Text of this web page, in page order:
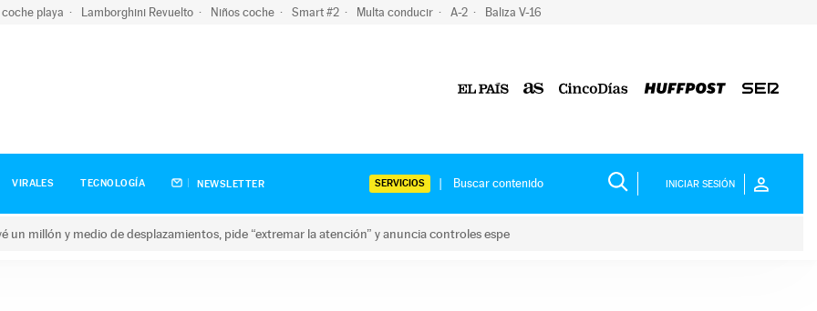
coche playa Lamborghini Revuelto Niños coche Smart #2 Multa conducir A-2 Baliza V-16
VIRALES TECNOLOGÍA NEWSLETTER SERVICIOS INICIAR SESIÓN
un millón y medio de desplazamientos, pide “extremar la atención” y anuncia controles espe